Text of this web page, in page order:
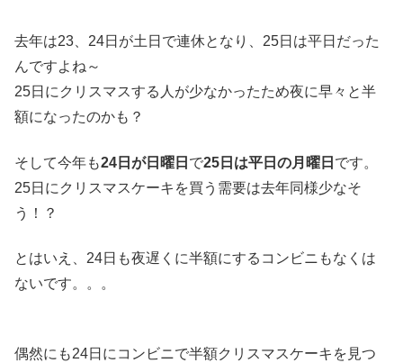
去年は23、24日が土日で連休となり、25日は平日だった
んですよね～
25日にクリスマスする人が少なかったため夜に早々と半
額になったのかも？
そして今年も24日が日曜日 で25日は平日の月曜日 です。
25日にクリスマスケーキを買う需要は去年同様少なそ
う！？
とはいえ、24日も夜遅くに半額にするコンビニもなくは
ないです。。。
偶然にも24日にコンビニで半額クリスマスケーキを見つ